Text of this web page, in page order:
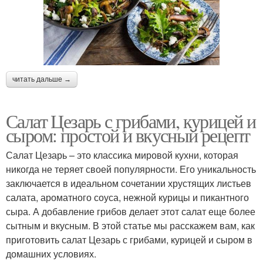
читать дальше →
Салат Цезарь с грибами, курицей и
сыром: простой и вкусный рецепт
Салат Цезарь – это классика мировой кухни, которая
никогда не теряет своей популярности. Его уникальность
заключается в идеальном сочетании хрустящих листьев
салата, ароматного соуса, нежной курицы и пикантного
сыра. А добавление грибов делает этот салат еще более
сытным и вкусным. В этой статье мы расскажем вам, как
приготовить салат Цезарь с грибами, курицей и сыром в
домашних условиях.